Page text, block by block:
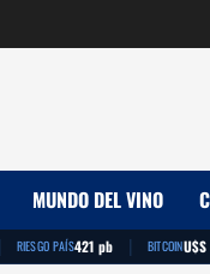
MUNDO DEL VINO
RIESGO PAÍS421 pb | BITCOIN